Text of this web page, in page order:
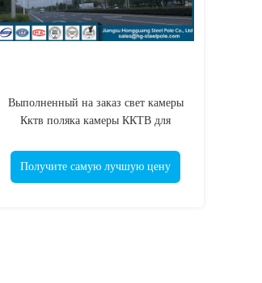
Выполненный на заказ свет камеры
Кктв поляка камеры ККТВ для
Получите самую лучшую цену